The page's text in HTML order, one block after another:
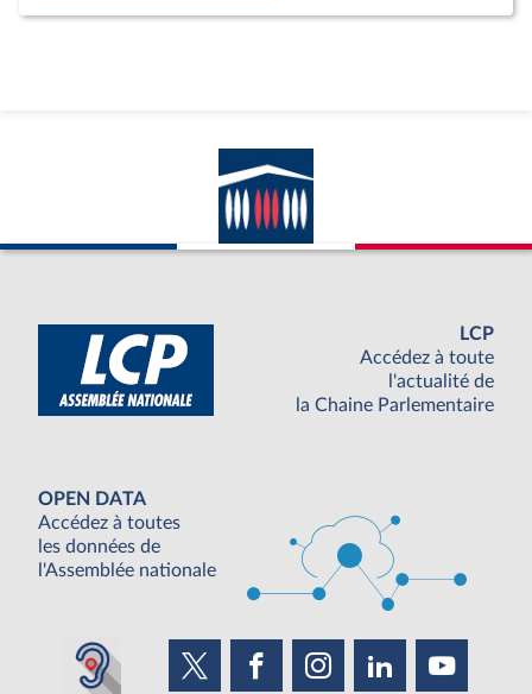
LCP
Accédez à toute
l'actualité de
la Chaine Parlementaire
OPEN DATA
Accédez à toutes
les données de
l'Assemblée nationale